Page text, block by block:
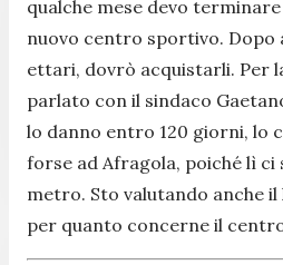
qualche mese devo
nuovo centro sportivo.
ettari, dovrò acquistarli. Per
parlato con il sindaco
lo danno entro 120 giorni, lo
forse ad Afragola, poiché lì ci
metro. Sto valutando anche
per quanto concerne il